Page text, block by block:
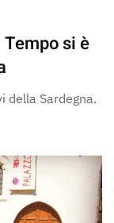
si è
della Sardegna.